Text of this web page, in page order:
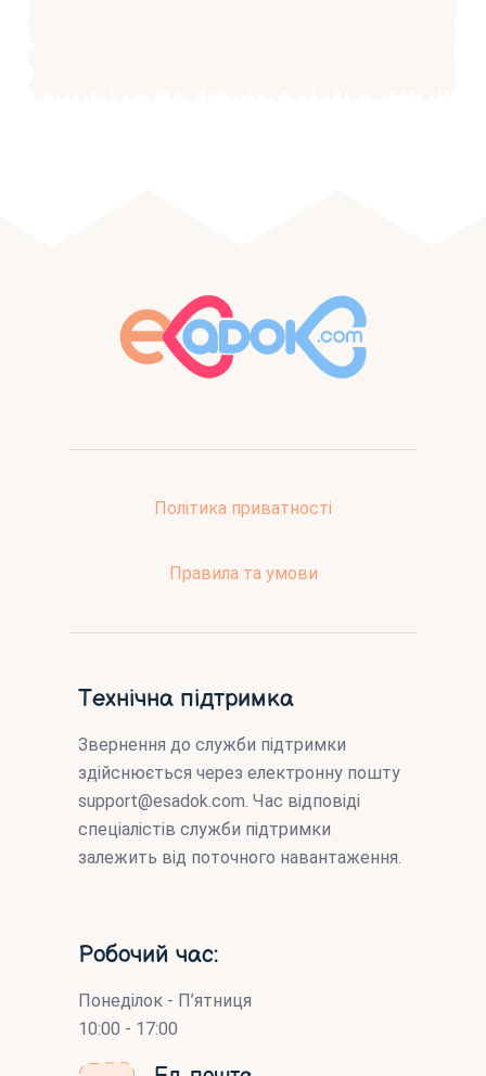
Політика приватності
Правила та умови
Технічна підтримка
Звернення до служби підтримки
здійснюється через електронну пошту
support@esadok.com. Час відповіді
спеціалістів служби підтримки
залежить від поточного навантаження.
Робочий час:
Понеділок - П’ятниця
10:00 - 17:00